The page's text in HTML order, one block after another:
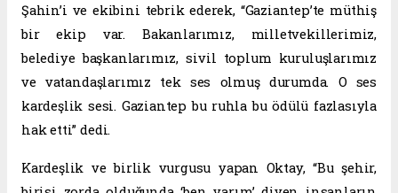
Şahin’i ve ekibini tebrik ederek, “Gaziantep’te müthiş
bir ekip var. Bakanlarımız, milletvekillerimiz,
belediye başkanlarımız, sivil toplum kuruluşlarımız
ve vatandaşlarımız tek ses olmuş durumda. O ses
kardeşlik sesi. Gaziantep bu ruhla bu ödülü fazlasıyla
hak etti” dedi.
Kardeşlik ve birlik vurgusu yapan Oktay, “Bu şehir,